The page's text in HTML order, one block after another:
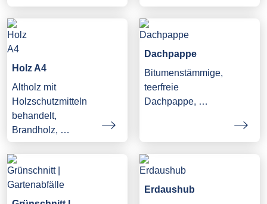
Holz A4
Altholz mit
Holzschutzmitteln
behandelt,
Brandholz, …
Dachpappe
Bitumenstämmige,
teerfreie
Dachpappe, …
Erdaushub